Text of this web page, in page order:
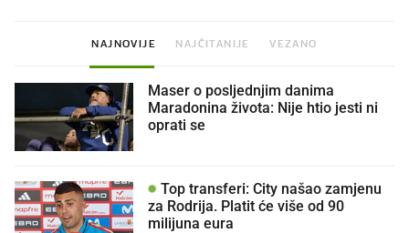
NAJNOVIJE NAJČITANIJE VEZANO
Maser o posljednjim danima
Maradonina života: Nije htio jesti ni
oprati se
Top transferi: City našao zamjenu
za Rodrija. Platit će više od 90
milijuna eura